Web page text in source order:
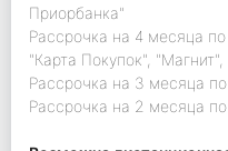
Приорбанка"
Рассрочка на 4 месяца
"Карта Покупок",
Рассрочка на 3 месяца
Рассрочка на 2 месяца